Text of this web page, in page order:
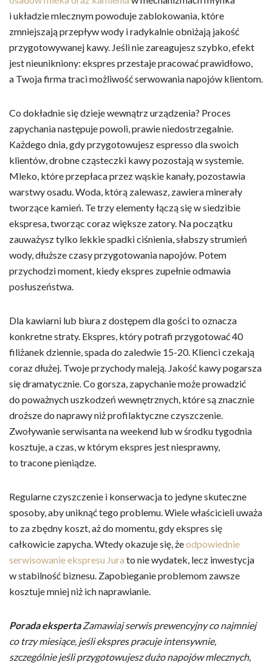
i układzie mlecznym powoduje zablokowania, które
zmniejszają przepływ wody i radykalnie obniżają jakość
przygotowywanej kawy. Jeśli nie zareagujesz szybko, efekt
jest nieunikniony: ekspres przestaje pracować prawidłowo,
a Twoja firma traci możliwość serwowania napojów klientom.
Co dokładnie się dzieje wewnątrz urządzenia? Proces
zapychania następuje powoli, prawie niedostrzegalnie.
Każdego dnia, gdy przygotowujesz espresso dla swoich
klientów, drobne cząsteczki kawy pozostają w systemie.
Mleko, które przepłaca przez wąskie kanały, pozostawia
warstwy osadu. Woda, którą zalewasz, zawiera minerały
tworzące kamień. Te trzy elementy łączą się w siedzibie
ekspresa, tworząc coraz większe zatory. Na początku
zauważysz tylko lekkie spadki ciśnienia, słabszy strumień
wody, dłuższe czasy przygotowania napojów. Potem
przychodzi moment, kiedy ekspres zupełnie odmawia
posłuszeństwa.
Dla kawiarni lub biura z dostępem dla gości to oznacza
konkretne straty. Ekspres, który potrafi przygotować 40
filiżanek dziennie, spada do zaledwie 15-20. Klienci czekają
coraz dłużej. Twoje przychody maleją. Jakość kawy pogarsza
się dramatycznie. Co gorsza, zapychanie może prowadzić
do poważnych uszkodzeń wewnętrznych, które są znacznie
droższe do naprawy niż profilaktyczne czyszczenie.
Zwoływanie serwisanta na weekend lub w środku tygodnia
kosztuje, a czas, w którym ekspres jest niesprawny,
to tracone pieniądze.
Regularne czyszczenie i konserwacja to jedyne skuteczne
sposoby, aby uniknąć tego problemu. Wiele właścicieli uważa
to za zbędny koszt, aż do momentu, gdy ekspres się
całkowicie zapycha. Wtedy okazuje się, żeodpowiednie
serwisowanie ekspresu Jura to nie wydatek, lecz inwestycja
w stabilność biznesu. Zapobieganie problemom zawsze
kosztuje mniej niż ich naprawianie.
Porada eksperta Zamawiaj serwis prewencyjny co najmniej
co trzy miesiące, jeśli ekspres pracuje intensywnie,
szczególnie jeśli przygotowujesz dużo napojów mlecznych,